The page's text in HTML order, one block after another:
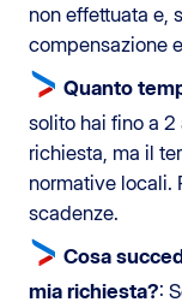
non effettuata e,
compensazione
Quanto
solito hai fino a
richiesta, ma il
normative locali.
scadenze.
Cosa
mia richiesta?: